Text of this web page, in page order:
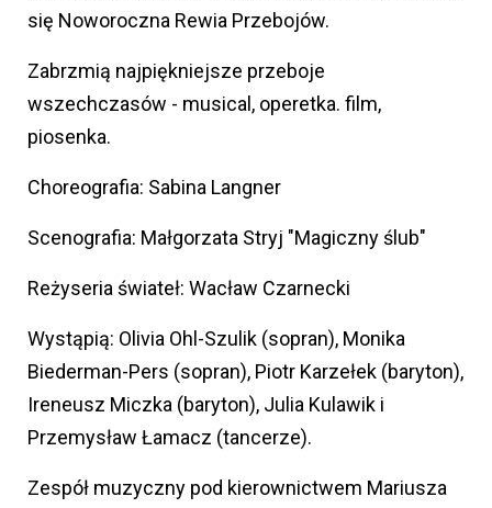
się Noworoczna Rewia Przebojów.
Zabrzmią najpiękniejsze przeboje
wszechczasów - musical, operetka. film,
piosenka.
Choreografia: Sabina Langner
Scenografia: Małgorzata Stryj "Magiczny ślub"
Reżyseria świateł: Wacław Czarnecki
Wystąpią: Olivia Ohl-Szulik (sopran), Monika
Biederman-Pers (sopran), Piotr Karzełek (baryton),
Ireneusz Miczka (baryton), Julia Kulawik i
Przemysław Łamacz (tancerze).
Zespół muzyczny pod kierownictwem Mariusza